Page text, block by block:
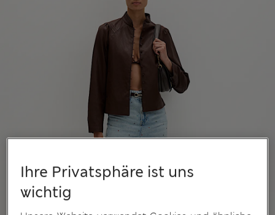
Ihre Privatsphäre ist uns
wichtig